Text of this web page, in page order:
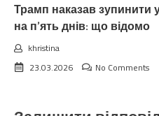
Трамп наказав зупинити
на п’ять днів: що відомо
khristina
23.03.2026
No Comments